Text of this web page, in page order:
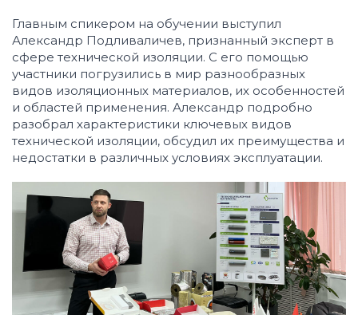
Главным спикером на обучении выступил
Александр Подливаличев, признанный эксперт в
сфере технической изоляции. С его помощью
участники погрузились в мир разнообразных
видов изоляционных материалов, их особенностей
и областей применения. Александр подробно
разобрал характеристики ключевых видов
технической изоляции, обсудил их преимущества и
недостатки в различных условиях эксплуатации.